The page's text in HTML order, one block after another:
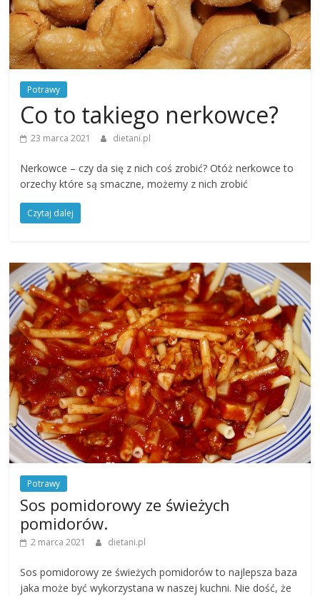
Potrawy
Co to takiego nerkowce?
23 marca 2021 dietani.pl
Nerkowce – czy da się z nich coś zrobić? Otóż nerkowce to
orzechy które są smaczne, możemy z nich zrobić
Czytaj dalej
Potrawy
Sos pomidorowy ze świeżych
pomidorów.
2 marca 2021 dietani.pl
Sos pomidorowy ze świeżych pomidorów to najlepsza baza
jaka może być wykorzystana w naszej kuchni. Nie dość, że